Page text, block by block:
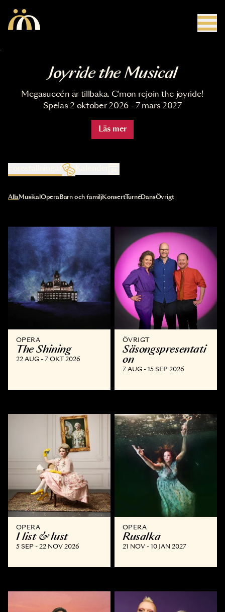
Joyride the Musical
Megasuccén är tillbaka. C'mon rejoin the joyride!
Spelas 2 oktober 2026 - 7 mars 2027
Läs mer
Kalender
Val av kategori uppdaterar innehållet automatiskt
AllaMusikal OperaBarn och familjKonsertTurnéDansÖvrigt
OPERA
The Shining
22 AUG - 7 OKT 2026
ÖVRIGT
Säsongspresentati
on
7 AUG - 15 SEP 2026
OPERA
I list & lust
5 SEP - 22 NOV 2026
OPERA
Rusalka
21 NOV - 10 JAN 2027